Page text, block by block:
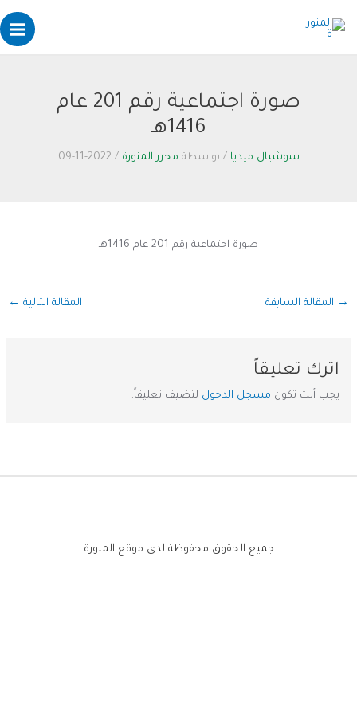
صورة اجتماعية رقم 201 عام
1416هـ
سوشيال ميديا / بواسطة محرر المنورة /
2022-11-09
صورة اجتماعية رقم 201 عام 1416هـ
navigation
→ المقالة السابقة المقالة التالية ←
اترك تعليقاً
يجب أنت تكون مسجل الدخول لتضيف تعليقاً.
جميع الحقوق محفوظة لدى موقع المنورة